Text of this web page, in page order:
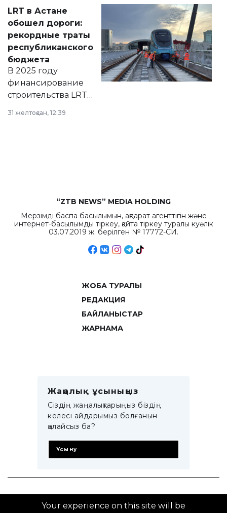
документ
появился в базе
нормативных
правовых актов и
на сайте маслихат
города.
LRT в Астане
обошел дороги:
рекордные траты
республиканского
бюджета
В 2025 году
финансирование
строительства LRT
республиканского
31 желтоқсан, 12:39
“ZTB NEWS” MEDIA HOLDING
Мерзімді баспа басылымын, ақпарат агенттігін және
интернет-басылымды тіркеу, қайта тіркеу туралы куәлік
03.07.2019 ж. берілген № 17772-СИ.
ЖОБА ТУРАЛЫ
РЕДАКЦИЯ
БАЙЛАНЫСТАР
ЖАРНАМА
Жаңалық ұсыныңыз
Сіздің жаңалықтарыңыз біздің
келесі айдарымыз болғанын
қалайсыз ба?
Ұсыну
© 2014–2025 ZTB.KZ
Your experience on this site will be